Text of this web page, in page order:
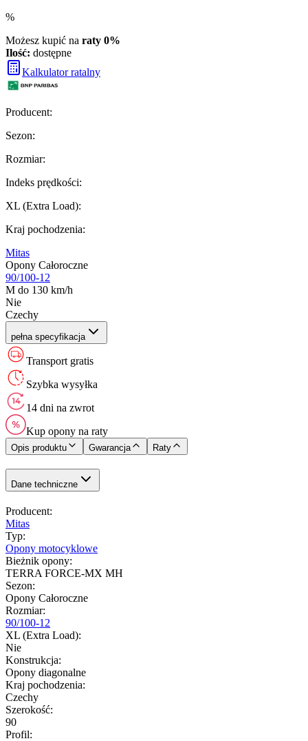
%
Możesz kupić na raty 0%
Ilość: dostępne
Kalkulator ratalny
Producent:
Sezon:
Rozmiar:
Indeks prędkości:
XL (Extra Load):
Kraj pochodzenia:
Mitas
Opony Całoroczne
90/100-12
M do 130 km/h
Nie
Czechy
pełna specyfikacja
Transport gratis
Szybka wysyłka
14 dni na zwrot
Kup opony na raty
Opis produktu Gwarancja Raty
Dane techniczne
Producent:
Mitas
Typ:
Opony motocyklowe
Bieżnik opony:
TERRA FORCE-MX MH
Sezon:
Opony Całoroczne
Rozmiar:
90/100-12
XL (Extra Load):
Nie
Konstrukcja:
Opony diagonalne
Kraj pochodzenia:
Czechy
Szerokość:
90
Profil: